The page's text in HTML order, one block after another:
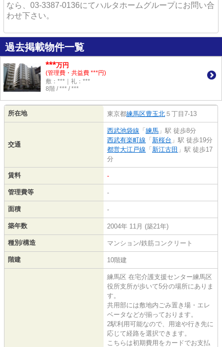
なら、03-3387-0136にてハルタホームグループにお問い合
わせ下さい。
過去掲載物件一覧
***万円
(管理費・共益費 ***円)
敷：***｜礼：***
8階 / *** / ***
所在地 東京都練馬区豊玉北 ５丁目7-13
交通
西武池袋線 「 練馬 」駅 徒歩8分
西武有楽町線 「 新桜台 」駅 徒歩19分
都営大江戸線 「 新江古田 」駅 徒歩17
分
賃料 -
管理費等 -
面積 -
築年数 2004年 11月 (築21年)
種別/構造 マンション/鉄筋コンクリート
階建 10階建
練馬区 在宅介護支援センター練馬区
役所支所が歩いて5分の場所にありま
す。
共用部には敷地内ごみ置き場・エレ
ベータなどが揃っております。
2駅利用可能なので、用途や行き先に
応じて経路を選択できます。
こちらは初期費用をカードでお支払